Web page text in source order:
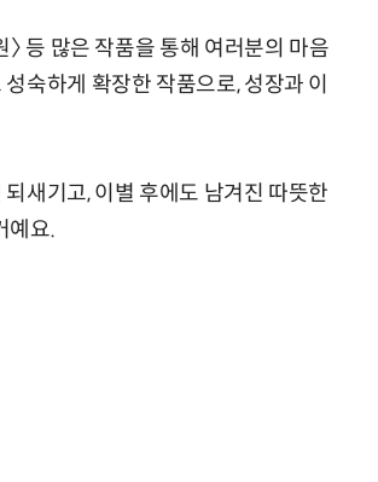
〉 등 많은 작품을 통해 여러분의 마음
숙하게 확장한 작품으로, 성장과 이
되새기고, 이별 후에도 남겨진 따뜻한
예요.